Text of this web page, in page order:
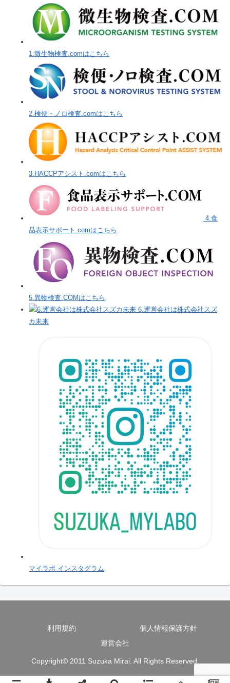
1.微生物検査.comはこちら
2.検便・ノロ検査.comはこちら
3.HACCPアシスト.comはこちら
4.食
品表示サポート.comはこちら
5.異物検査.COMはこちら
6.運営会社は株式会社スズ
カ未来
マイラボ インスタグラム
利用規約
個人情報保護方針
運営会社
Copyright© 2011 Suzuka Mirai. All Rights Reserved.